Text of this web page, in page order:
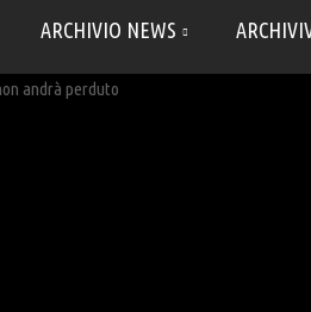
ARCHIVIO NEWS
andrà perduto